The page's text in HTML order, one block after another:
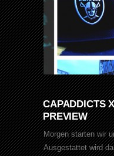
CAPADDICTS
PREVIEW
Morgen starten wir
Ausgestattet wird